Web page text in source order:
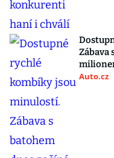
Zábava
Auto.cz